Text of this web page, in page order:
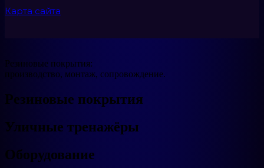
Карта сайта
Резиновые покрытия:
производство, монтаж, сопровождение.
Резиновые покрытия
Уличные тренажёры
Оборудование